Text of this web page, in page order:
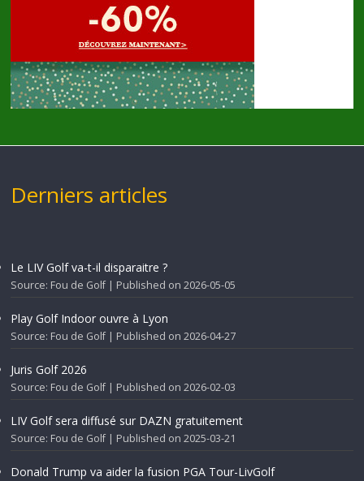
Derniers articles
Le LIV Golf va-t-il disparaitre ?
Source: Fou de Golf Published on 2026-05-05
Play Golf Indoor ouvre à Lyon
Source: Fou de Golf Published on 2026-04-27
Juris Golf 2026
Source: Fou de Golf Published on 2026-02-03
LIV Golf sera diffusé sur DAZN gratuitement
Source: Fou de Golf Published on 2025-03-21
Donald Trump va aider la fusion PGA Tour-LivGolf